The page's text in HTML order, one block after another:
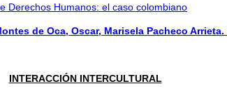
Derechos Humanos: el caso colombiano
de Oca, Oscar, Marisela Pacheco Arrieta.
INTERACCIÓN INTERCULTURAL